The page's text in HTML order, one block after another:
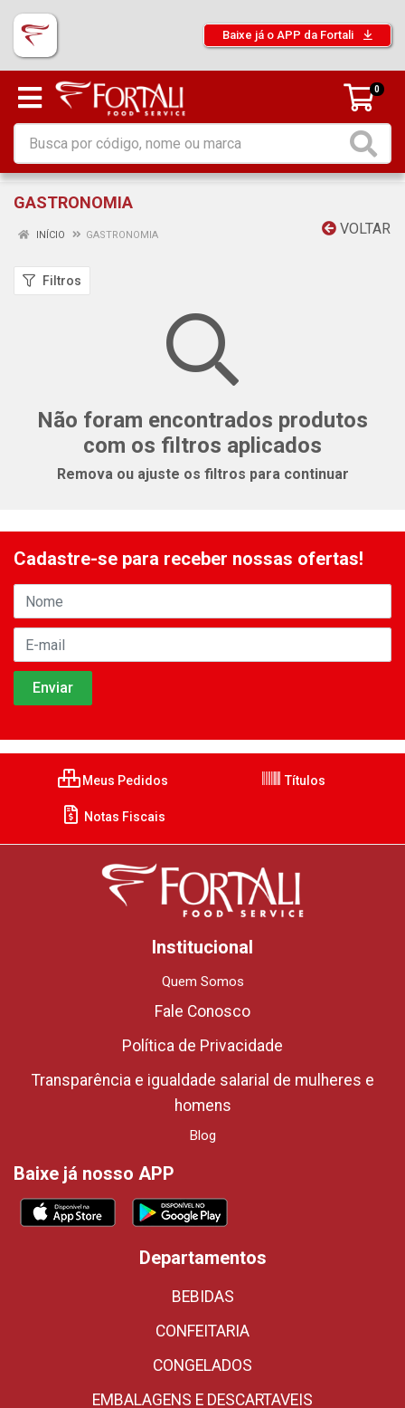
Baixe já o APP da Fortali
0
GASTRONOMIA
VOLTAR
INÍCIO GASTRONOMIA
Filtros
Não foram encontrados produtos
com os filtros aplicados
Remova ou ajuste os filtros para continuar
Cadastre-se para receber nossas ofertas!
Meus Pedidos Títulos
Notas Fiscais
Institucional
Quem Somos
Fale Conosco
Política de Privacidade
Transparência e igualdade salarial de mulheres e
homens
Blog
Baixe já nosso APP
Departamentos
BEBIDAS
CONFEITARIA
CONGELADOS
EMBALAGENS E DESCARTAVEIS